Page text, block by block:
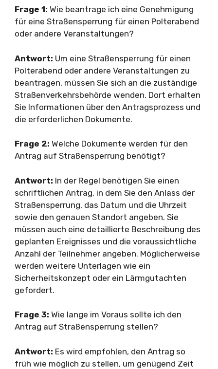
Frage 1: Wie beantrage ich eine Genehmigung
für eine Straßensperrung für einen Polterabend
oder andere Veranstaltungen?
Antwort: Um eine Straßensperrung für einen
Polterabend oder andere Veranstaltungen zu
beantragen, müssen Sie sich an die zuständige
Straßenverkehrsbehörde wenden. Dort erhalten
Sie Informationen über den Antragsprozess und
die erforderlichen Dokumente.
Frage 2: Welche Dokumente werden für den
Antrag auf Straßensperrung benötigt?
Antwort: In der Regel benötigen Sie einen
schriftlichen Antrag, in dem Sie den Anlass der
Straßensperrung, das Datum und die Uhrzeit
sowie den genauen Standort angeben. Sie
müssen auch eine detaillierte Beschreibung des
geplanten Ereignisses und die voraussichtliche
Anzahl der Teilnehmer angeben. Möglicherweise
werden weitere Unterlagen wie ein
Sicherheitskonzept oder ein Lärmgutachten
gefordert.
Frage 3: Wie lange im Voraus sollte ich den
Antrag auf Straßensperrung stellen?
Antwort: Es wird empfohlen, den Antrag so
früh wie möglich zu stellen, um genügend Zeit